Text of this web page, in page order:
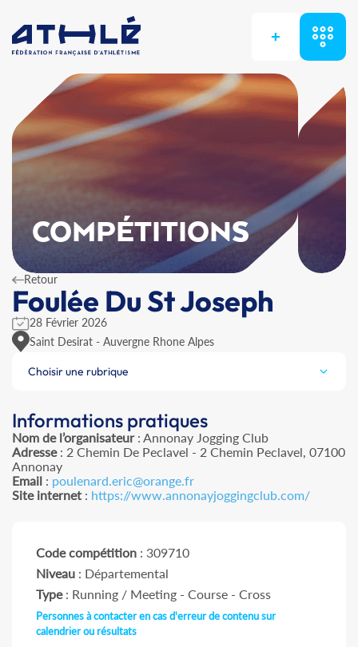
+
COMPÉTITIONS
Retour
Foulée Du St Joseph
28 Février 2026
Saint Desirat - Auvergne Rhone Alpes
Choisir une rubrique
Informations pratiques
Nom de l’organisateur: Annonay Jogging Club
Adresse: 2 Chemin De Peclavel - 2 Chemin Peclavel, 07100
Annonay
Email : poulenard.eric@orange.fr
Site internet : https://www.annonayjoggingclub.com/
Code compétition : 309710
Niveau : Départemental
Type: Running / Meeting - Course - Cross
Personnes à contacter en cas d'erreur de contenu sur
calendrier ou résultats